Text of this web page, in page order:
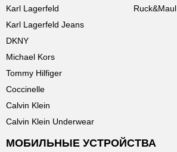
Karl Lagerfeld
Karl Lagerfeld Jeans
DKNY
Michael Kors
Tommy Hilfiger
Coccinelle
Calvin Klein
Calvin Klein Underwear
Ruck&Maul
МОБИЛЬНЫЕ УСТРОЙСТВА